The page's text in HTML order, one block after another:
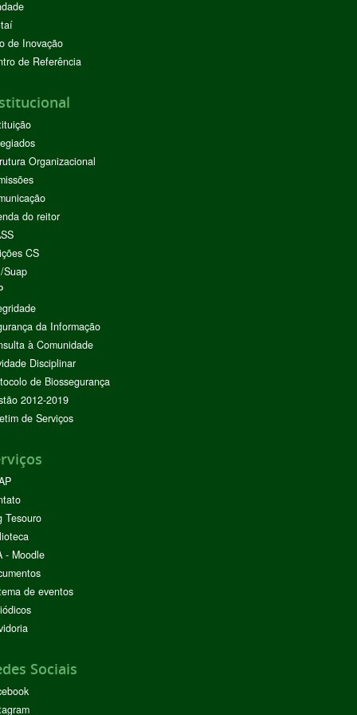
de Inovação
de Referência
Organizacional
do reitor
CS
Suap
da Informação
à Comunidade
Disciplinar
de Biossegurança
2012-2019
de Serviços
Tesouro
- Moodle
de eventos
Sociais